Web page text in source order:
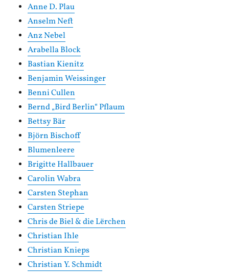
Anne D. Plau
Anselm Neft
Anz Nebel
Arabella Block
Bastian Kienitz
Benjamin Weissinger
Benni Cullen
Bernd „Bird Berlin“ Pflaum
Bettsy Bär
Björn Bischoff
Blumenleere
Brigitte Hallbauer
Carolin Wabra
Carsten Stephan
Carsten Striepe
Chris de Biel & die Lërchen
Christian Ihle
Christian Knieps
Christian Y. Schmidt